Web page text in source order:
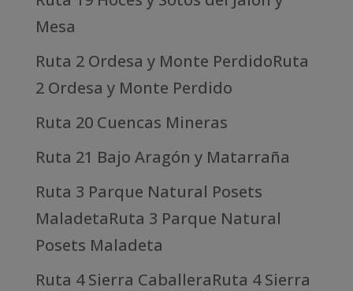
Mesa
Ruta 2 Ordesa y Monte PerdidoRuta
2 Ordesa y Monte Perdido
Ruta 20 Cuencas Mineras
Ruta 21 Bajo Aragón y Matarraña
Ruta 3 Parque Natural Posets
MaladetaRuta 3 Parque Natural
Posets Maladeta
Ruta 4 Sierra CaballeraRuta 4 Sierra